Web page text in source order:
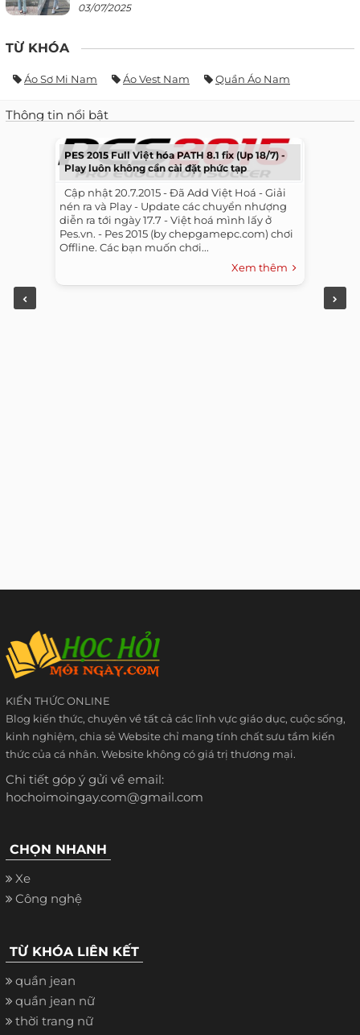
03/07/2025
TỪ KHÓA
Áo Sơ Mi Nam Áo Vest Nam Quần Áo Nam
Thông tin nổi bật
PES 2015 Full Việt hóa PATH 8.1 fix (Up 18/7) -
Play luôn không cần cài đặt phức tạp
​ ​ Cập nhật 20.7.2015 - Đã Add Việt Hoá - Giải
nén ra và Play - Update các chuyển nhượng
diễn ra tới ngày 17.7 - Việt hoá mình lấy ở
Pes.vn. - Pes 2015 (by chepgamepc.com) chơi
Offline. Các bạn muốn chơi...
Xem thêm
KIẾN THỨC ONLINE
Blog kiến thức, chuyên về tất cả các lĩnh vực giáo dục, cuộc sống,
kinh nghiệm, chia sẻ Website chỉ mang tính chất sưu tầm kiến
thức của cá nhân. Website không có giá trị thương mại.
Chi tiết góp ý gửi về email:
hochoimoingay.com@gmail.com
CHỌN NHANH
Xe
Công nghệ
TỪ KHÓA LIÊN KẾT
quần jean
quần jean nữ
thời trang nữ